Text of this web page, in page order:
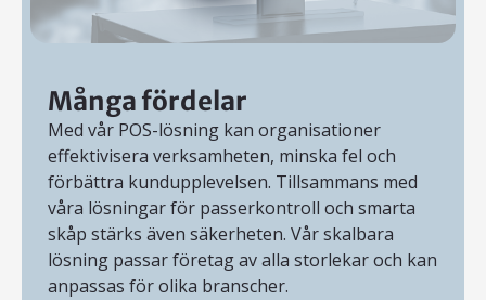
Många fördelar
Med vår POS-lösning kan organisationer
effektivisera verksamheten, minska fel och
förbättra kundupplevelsen. Tillsammans med
våra lösningar för passerkontroll och smarta
skåp stärks även säkerheten. Vår skalbara
lösning passar företag av alla storlekar och kan
anpassas för olika branscher.